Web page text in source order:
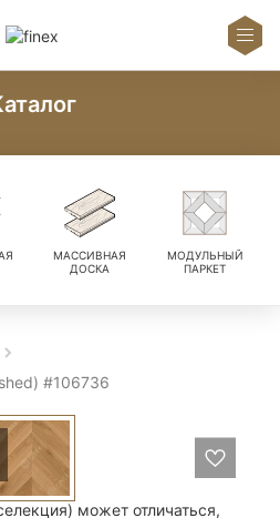
МАССИВНАЯ
ДОСКА
МОДУЛЬНЫЙ
ПАРКЕТ
#106736
может отличаться,